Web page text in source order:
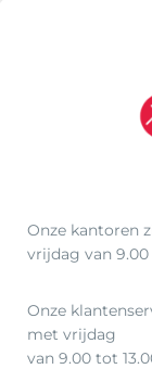
Onze kantoren
vrijdag van 9.00
Onze
met vrijdag
van 9.00 tot